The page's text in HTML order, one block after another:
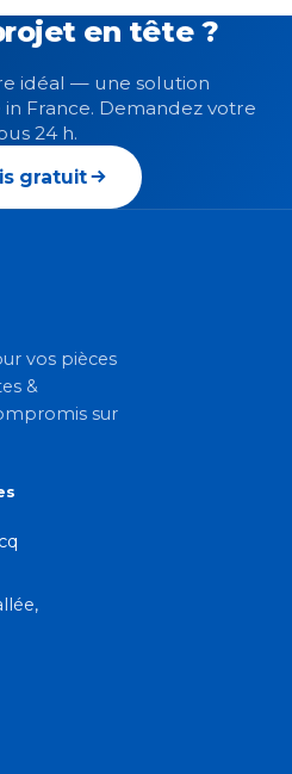
en tête ?
idéal — une solution
France. Demandez votre
24 h.
gratuit
vos pièces
&
sur